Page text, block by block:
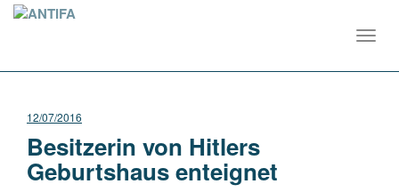
12/07/2016
Besitzerin von Hitlers
Geburtshaus enteignet